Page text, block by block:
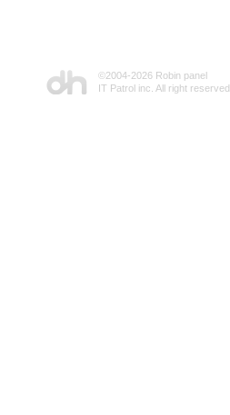
©2004-2026 Robin panel
IT Patrol inc. All right reserved.